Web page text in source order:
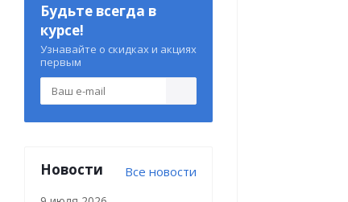
Будьте всегда в
курсе!
Узнавайте о скидках и акциях
первым
Новости Все новости